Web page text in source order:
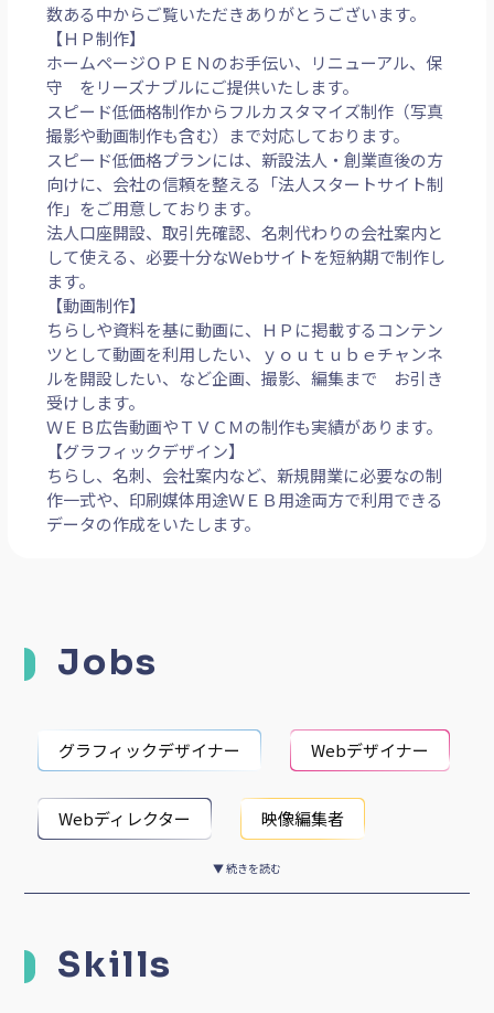
数ある中からご覧いただきありがとうございます。
【ＨＰ制作】
ホームページＯＰＥＮのお手伝い、リニューアル、保
守 をリーズナブルにご提供いたします。
スピード低価格制作からフルカスタマイズ制作（写真
撮影や動画制作も含む）まで対応しております。
スピード低価格プランには、新設法人・創業直後の方
向けに、会社の信頼を整える「法人スタートサイト制
作」をご用意しております。
法人口座開設、取引先確認、名刺代わりの会社案内と
して使える、必要十分なWebサイトを短納期で制作し
ます。
【動画制作】
ちらしや資料を基に動画に、ＨＰに掲載するコンテン
ツとして動画を利用したい、ｙｏｕｔｕｂｅチャンネ
ルを開設したい、など企画、撮影、編集まで お引き
受けします。
ＷＥＢ広告動画やＴＶＣＭの制作も実績があります。
【グラフィックデザイン】
ちらし、名刺、会社案内など、新規開業に必要なの制
作一式や、印刷媒体用途ＷＥＢ用途両方で利用できる
データの作成をいたします。
Jobs
グラフィックデザイナー Webデザイナー
Webディレクター 映像編集者
▼ 続きを読む
Skills